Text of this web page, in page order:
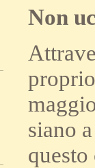
Non
siano